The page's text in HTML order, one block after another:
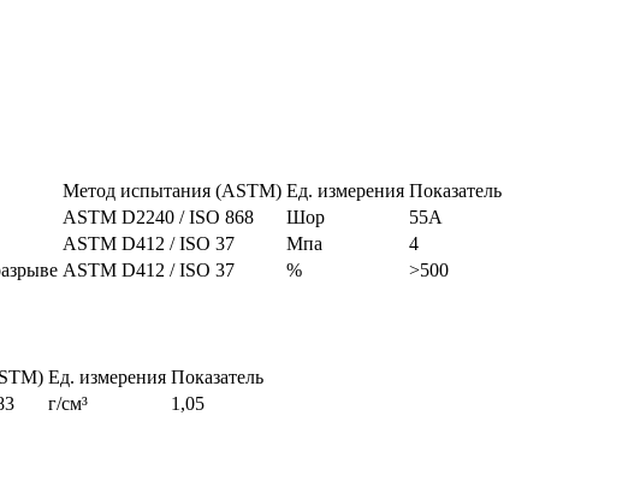
Метод испытания (ASTM) Ед. измерения Показатель
ASTM D2240 / ISO 868 Шор
55A
ASTM D412 / ISO 37 Мпа
4
ASTM D412 / ISO 37 % >500
Ед. измерения Показатель
г/см³ 1,05